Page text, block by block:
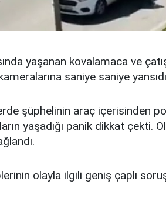
yaşanan kovalamaca ve
saniye saniye
şüphelinin araç içerisinden
yaşadığı panik dikkat çekti.
olayla ilgili geniş çaplı